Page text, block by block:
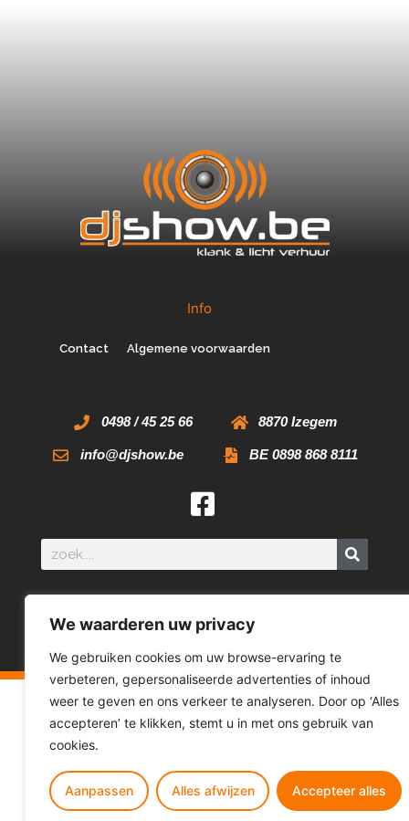
We waarderen uw privacy
We gebruiken cookies om uw browse-ervaring te
verbeteren, gepersonaliseerde advertenties of inhoud
weer te geven en ons verkeer te analyseren. Door op ‘Alles
accepteren’ te klikken, stemt u in met ons gebruik van
cookies.
Aanpassen Alles afwijzen Accepteer alles
0498 / 45 25 66 8870 Izegem
info@djshow.be BE 0898 868 8111
Info
Contact Algemene voorwaarden